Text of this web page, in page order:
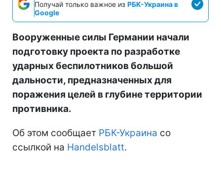
Получай только важное из РБК-Украина в
Google
Вооруженные силы Германии начали
подготовку проекта по разработке
ударных беспилотников большой
дальности, предназначенных для
поражения целей в глубине территории
противника.
Об этом сообщает РБК-Украина со
ссылкой на Handelsblatt.